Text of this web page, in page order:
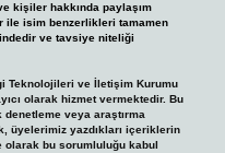
kişiler hakkında paylaşım
ile isim benzerlikleri tamamen
ve tavsiye niteliği
Teknolojileri ve İletişim Kurumu
olarak hizmet vermektedir. Bu
veya araştırma
üyelerimiz yazdıkları içeriklerin
olarak bu sorumluluğu kabul